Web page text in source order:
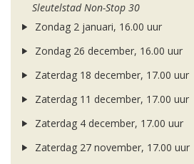
Sleutelstad Non-Stop 30
Zondag 2 januari, 16.00 uur
Zondag 26 december, 16.00 uur
Zaterdag 18 december, 17.00 uur
Zaterdag 11 december, 17.00 uur
Zaterdag 4 december, 17.00 uur
Zaterdag 27 november, 17.00 uur